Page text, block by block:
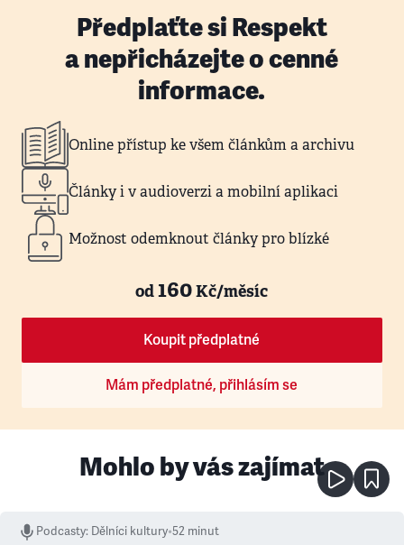
Předplaťte si Respekt
a nepřicházejte o cenné
informace.
Online přístup ke všem článkům a archivu
Články i v audioverzi a mobilní aplikaci
Možnost odemknout články pro blízké
od160Kč/měsíc
Koupit předplatné
Mám předplatné, přihlásím se
Mohlo by vás zajímat
Podcasty: Dělníci kultury•52 minut